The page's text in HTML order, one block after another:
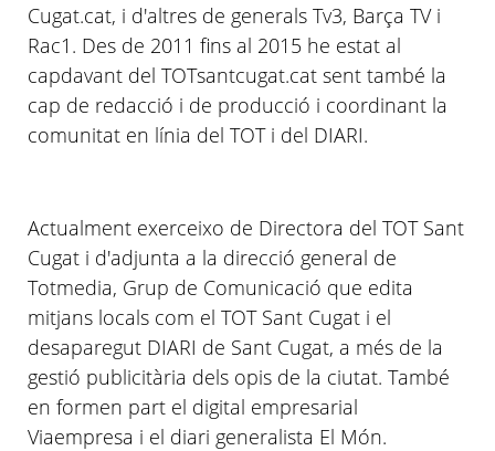
Cugat.cat, i d'altres de generals Tv3, Barça TV i
Rac1 . Des de 2011 fins al 2015 he estat al
capdavant del TOTsantcugat.cat sent també la
cap de redacció i de producció i coordinant la
comunitat en línia del TOT i del DIARI.
Actualment exerceixo de Directora del TOT Sant
Cugat i d'adjunta a la direcció general de
Totmedia, Grup de Comunicació que edita
mitjans locals com el TOT Sant Cugat i el
desaparegut DIARI de Sant Cugat, a més de la
gestió publicitària dels opis de la ciutat. També
en formen part el digital empresarial
Viaempresa i el diari generalista El Món.